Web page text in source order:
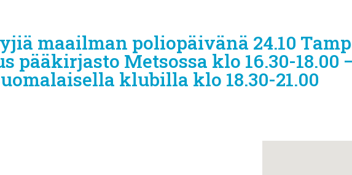
maailman poliopäivänä 24.10
pääkirjasto Metsossa klo 16.30-
klubilla klo 18.30-21.00